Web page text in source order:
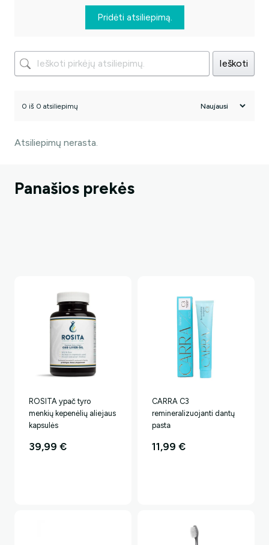
Pridėti atsiliepimą.
Ieškoti
0 iš 0 atsiliepimų
Atsiliepimų nerasta.
Panašios prekės
ROSITA ypač tyro
menkių kepenėlių aliejaus
kapsulės
39,99€
CARRA C3
remineralizuojanti dantų
pasta
11,99 €